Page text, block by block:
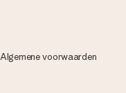
Algemene voorwaarden